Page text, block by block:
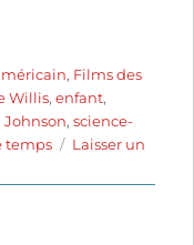
, Films des
Willis,enfant,
Johnson,science-
temps
Laisser un